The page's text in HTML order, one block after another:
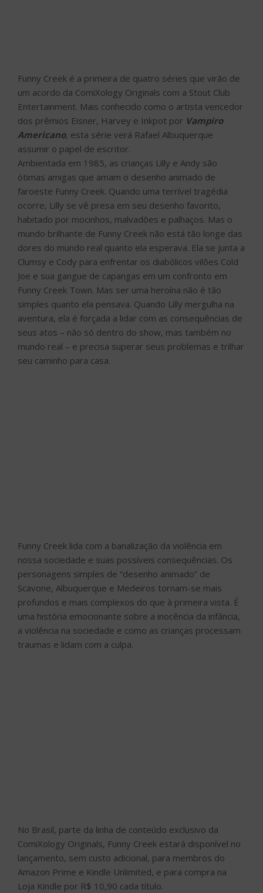
Funny Creek é a primeira de quatro séries que virão de
um acordo da ComiXology Originals com a Stout Club
Entertainment. Mais conhecido como o artista vencedor
dos prêmios Eisner, Harvey e Inkpot por Vampiro
Americano, esta série verá Rafael Albuquerque
assumir o papel de escritor.
Ambientada em 1985, as crianças Lilly e Andy são
ótimas amigas que amam o desenho animado de
faroeste Funny Creek. Quando uma terrível tragédia
ocorre, Lilly se vê presa em seu desenho favorito,
habitado por mocinhos, malvadões e palhaços. Mas o
mundo brilhante de Funny Creek não está tão longe das
dores do mundo real quanto ela esperava. Ela se junta a
Clumsy e Cody para enfrentar os diabólicos vilões Cold
Joe e sua gangue de capangas em um confronto em
Funny Creek Town. Mas ser uma heroína não é tão
simples quanto ela pensava. Quando Lilly mergulha na
aventura, ela é forçada a lidar com as consequências de
seus atos – não só dentro do show, mas também no
mundo real – e precisa superar seus problemas e trilhar
seu caminho para casa.
Funny Creek lida com a banalização da violência em
nossa sociedade e suas possíveis consequências. Os
personagens simples de “desenho animado” de
Scavone, Albuquerque e Medeiros tornam-se mais
profundos e mais complexos do que à primeira vista. É
uma história emocionante sobre a inocência da infância,
a violência na sociedade e como as crianças processam
traumas e lidam com a culpa.
No Brasil, parte da linha de conteúdo exclusivo da
ComiXology Originals, Funny Creek estará disponível no
lançamento, sem custo adicional, para membros do
Amazon Prime e Kindle Unlimited, e para compra na
Loja Kindle por R$ 10,90 cada título.